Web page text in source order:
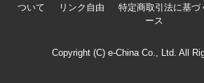
ついて
リンク自由 特定商取引法に基づ
ース
Copyright (C) e-China Co., Ltd. All